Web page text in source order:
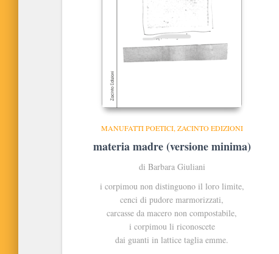
MANUFATTI POETICI ZACINTO EDIZIONI
materia madre (versione minima)
di Barbara Giuliani
i corpimou non distinguono il loro limite,
cenci di pudore marmorizzati,
carcasse da macero non compostabile,
i corpimou li riconoscete
dai guanti in lattice taglia emme.